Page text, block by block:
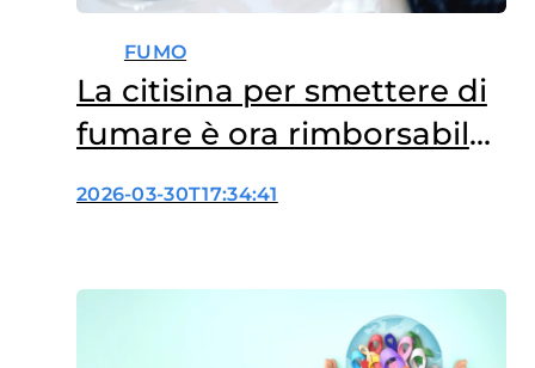
FUMO
La citisina per smettere di
fumare è ora rimborsabile
dal SSN
2026-03-30T17:34:41